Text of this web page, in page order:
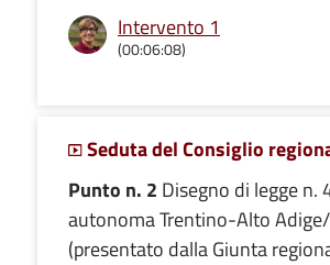
Intervento 1
(00:06:08)
Seduta del Consiglio
Punto n. 2 Disegno di legge n.
autonoma Trentino-Alto
(presentato dalla Giunta